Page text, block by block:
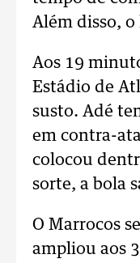
Além disso,
Aos 19
Estádio de
susto. Adé
em contra-
colocou
sorte, a bola
O Marrocos
ampliou aos